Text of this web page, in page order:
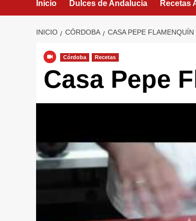
Inicio Dulces de Andalucía Recetas
INICIO CÓRDOBA CASA PEPE
Córdoba Recetas
Casa Pepe